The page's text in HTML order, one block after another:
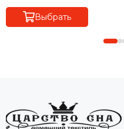
Выбрать